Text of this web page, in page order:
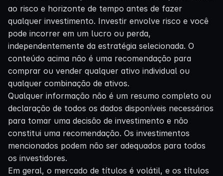
ao risco e horizonte de tempo antes de fazer
qualquer investimento. Investir envolve risco e você
pode incorrer em um lucro ou perda,
independentemente da estratégia selecionada. O
conteúdo acima não é uma recomendação para
comprar ou vender qualquer ativo individual ou
qualquer combinação de ativos.
Qualquer informação não é um resumo completo ou
declaração de todos os dados disponíveis necessários
para tomar uma decisão de investimento e não
constitui uma recomendação. Os investimentos
mencionados podem não ser adequados para todos
os investidores.
Em geral, o mercado de títulos é volátil, e os títulos